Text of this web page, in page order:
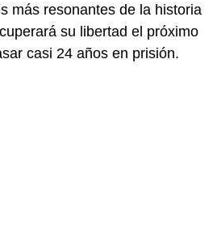
más resonantes de la historia
su libertad el próximo
casi 24 años en prisión.